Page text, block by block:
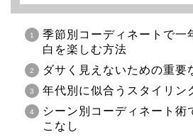
季節別コーディネートで一
白を楽しむ方法
ダサく見えないための重要
年代別に似合うスタイリン
シーン別コーディネート術
こなし